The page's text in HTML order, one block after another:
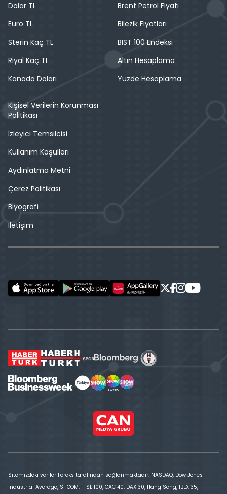
Dolar TL
Euro TL
Sterin Kaç TL
Riyal Kaç TL
Kanada Doları
Brent Petrol Fiyatı
Bilezik Fiyatları
BIST 100 Endeksi
Altın Hesaplama
Yüzde Hesaplama
Kişisel Verilerin Korunması
Politikası
İzleyici Temsilcisi
Kullanım Koşulları
Aydınlatma Metni
Çerez Politikası
Biyografi
İletişim
Sitemizdeki veriler Foreks tarafından sağlanmaktadır. NASDAQ, Dow Jones
Industrial Average, SHCOM, FTSE 100, CAC 40, DAX 30, Hang Seng, IBEX 35,